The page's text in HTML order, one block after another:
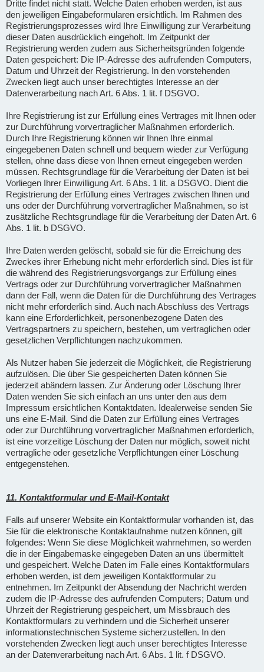
Dritte findet nicht statt. Welche Daten erhoben werden, ist aus
den jeweiligen Eingabeformularen ersichtlich. Im Rahmen des
Registrierungsprozesses wird Ihre Einwilligung zur Verarbeitung
dieser Daten ausdrücklich eingeholt. Im Zeitpunkt der
Registrierung werden zudem aus Sicherheitsgründen folgende
Daten gespeichert: Die IP-Adresse des aufrufenden Computers,
Datum und Uhrzeit der Registrierung. In den vorstehenden
Zwecken liegt auch unser berechtigtes Interesse an der
Datenverarbeitung nach Art. 6 Abs. 1 lit. f DSGVO.
Ihre Registrierung ist zur Erfüllung eines Vertrages mit Ihnen oder
zur Durchführung vorvertraglicher Maßnahmen erforderlich.
Durch Ihre Registrierung können wir Ihnen Ihre einmal
eingegebenen Daten schnell und bequem wieder zur Verfügung
stellen, ohne dass diese von Ihnen erneut eingegeben werden
müssen. Rechtsgrundlage für die Verarbeitung der Daten ist bei
Vorliegen Ihrer Einwilligung Art. 6 Abs. 1 lit. a DSGVO. Dient die
Registrierung der Erfüllung eines Vertrages zwischen Ihnen und
uns oder der Durchführung vorvertraglicher Maßnahmen, so ist
zusätzliche Rechtsgrundlage für die Verarbeitung der Daten Art. 6
Abs. 1 lit. b DSGVO.
Ihre Daten werden gelöscht, sobald sie für die Erreichung des
Zweckes ihrer Erhebung nicht mehr erforderlich sind. Dies ist für
die während des Registrierungsvorgangs zur Erfüllung eines
Vertrags oder zur Durchführung vorvertraglicher Maßnahmen
dann der Fall, wenn die Daten für die Durchführung des Vertrages
nicht mehr erforderlich sind. Auch nach Abschluss des Vertrags
kann eine Erforderlichkeit, personenbezogene Daten des
Vertragspartners zu speichern, bestehen, um vertraglichen oder
gesetzlichen Verpflichtungen nachzukommen.
Als Nutzer haben Sie jederzeit die Möglichkeit, die Registrierung
aufzulösen. Die über Sie gespeicherten Daten können Sie
jederzeit abändern lassen. Zur Änderung oder Löschung Ihrer
Daten wenden Sie sich einfach an uns unter den aus dem
Impressum ersichtlichen Kontaktdaten. Idealerweise senden Sie
uns eine E-Mail. Sind die Daten zur Erfüllung eines Vertrages
oder zur Durchführung vorvertraglicher Maßnahmen erforderlich,
ist eine vorzeitige Löschung der Daten nur möglich, soweit nicht
vertragliche oder gesetzliche Verpflichtungen einer Löschung
entgegenstehen.
11. Kontaktformular und E-Mail-Kontakt
Falls auf unserer Website ein Kontaktformular vorhanden ist, das
Sie für die elektronische Kontaktaufnahme nutzen können, gilt
folgendes: Wenn Sie diese Möglichkeit wahrnehmen, so werden
die in der Eingabemaske eingegeben Daten an uns übermittelt
und gespeichert. Welche Daten im Falle eines Kontaktformulars
erhoben werden, ist dem jeweiligen Kontaktformular zu
entnehmen. Im Zeitpunkt der Absendung der Nachricht werden
zudem die IP-Adresse des aufrufenden Computers; Datum und
Uhrzeit der Registrierung gespeichert, um Missbrauch des
Kontaktformulars zu verhindern und die Sicherheit unserer
informationstechnischen Systeme sicherzustellen. In den
vorstehenden Zwecken liegt auch unser berechtigtes Interesse
an der Datenverarbeitung nach Art. 6 Abs. 1 lit. f DSGVO.